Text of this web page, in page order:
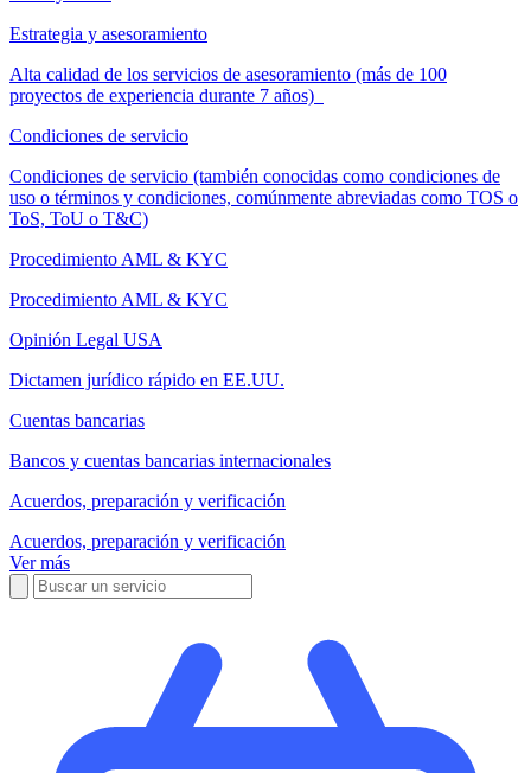
Estrategia y asesoramiento
Alta calidad de los servicios de asesoramiento (más de 100
proyectos de experiencia durante 7 años)
Condiciones de servicio
Condiciones de servicio (también conocidas como condiciones de
uso o términos y condiciones, comúnmente abreviadas como TOS o
ToS, ToU o T&C)
Procedimiento AML & KYC
Procedimiento AML & KYC
Opinión Legal USA
Dictamen jurídico rápido en EE.UU.
Cuentas bancarias
Bancos y cuentas bancarias internacionales
Acuerdos, preparación y verificación
Acuerdos, preparación y verificación
Ver más